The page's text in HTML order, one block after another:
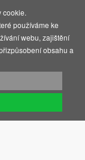
FFP2
cookie.
používáme ke
webu, zajištění
obsahu a